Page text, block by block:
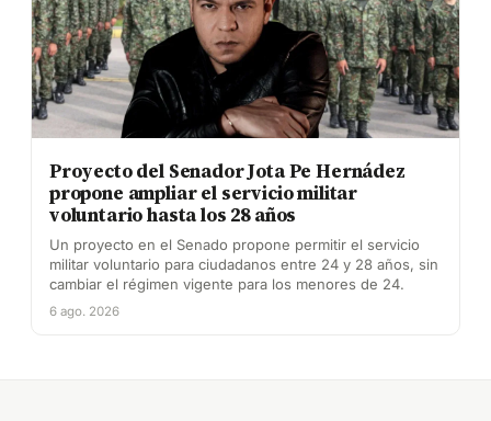
Proyecto del Senador Jota Pe Hernádez
propone ampliar el servicio militar
voluntario hasta los 28 años
Un proyecto en el Senado propone permitir el servicio
militar voluntario para ciudadanos entre 24 y 28 años, sin
cambiar el régimen vigente para los menores de 24.
6 ago. 2026